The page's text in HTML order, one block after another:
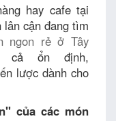
hay cafe tại
lân cận đang tìm
ngon rẻ ở Tây
cả ổn định,
lược dành cho
của các món